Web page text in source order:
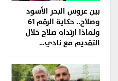
بين عروس البحر الأسود
وصلاح.. حكاية الرقم 61
ولماذا ارتداه صلاح خلال
التقديم مع نادي…